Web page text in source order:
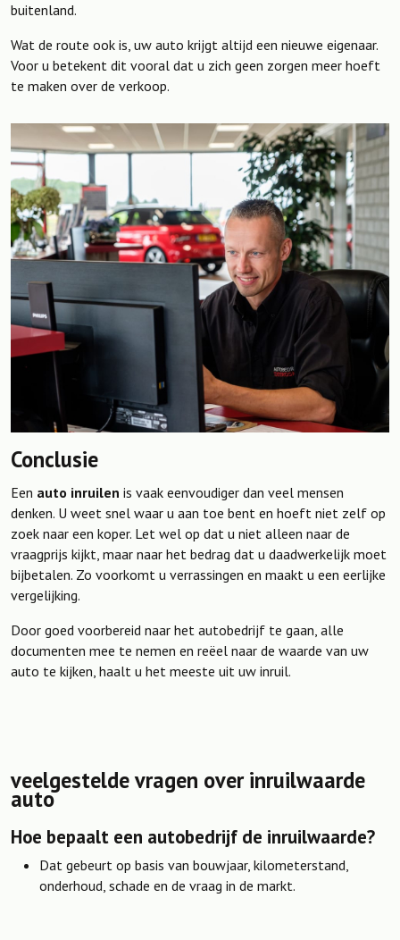
buitenland.
Wat de route ook is, uw auto krijgt altijd een nieuwe eigenaar.
Voor u betekent dit vooral dat u zich geen zorgen meer hoeft
te maken over de verkoop.
Conclusie
Een auto inruilen is vaak eenvoudiger dan veel mensen
denken. U weet snel waar u aan toe bent en hoeft niet zelf op
zoek naar een koper. Let wel op dat u niet alleen naar de
vraagprijs kijkt, maar naar het bedrag dat u daadwerkelijk moet
bijbetalen. Zo voorkomt u verrassingen en maakt u een eerlijke
vergelijking.
Door goed voorbereid naar het autobedrijf te gaan, alle
documenten mee te nemen en reëel naar de waarde van uw
auto te kijken, haalt u het meeste uit uw inruil.
veelgestelde vragen over inruilwaarde
auto
Hoe bepaalt een autobedrijf de inruilwaarde?
Dat gebeurt op basis van bouwjaar, kilometerstand,
onderhoud, schade en de vraag in de markt.